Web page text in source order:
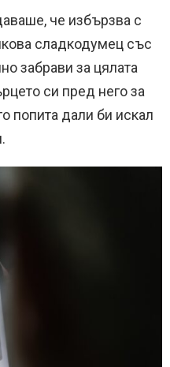
че избързва с
сладкодумец със
забрави за цялата
си пред него за
попита дали би искал